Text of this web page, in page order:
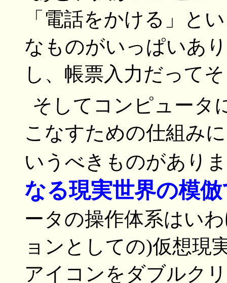
「電話をかける」と
なものがいっぱいあ
し、帳票入力だって
そしてコンピュータ
こなすための仕組み
いうべきものがあり
なる現実世界の模
ータの操作体系はい
ョンとしての)仮想現
アイコンをダブルク